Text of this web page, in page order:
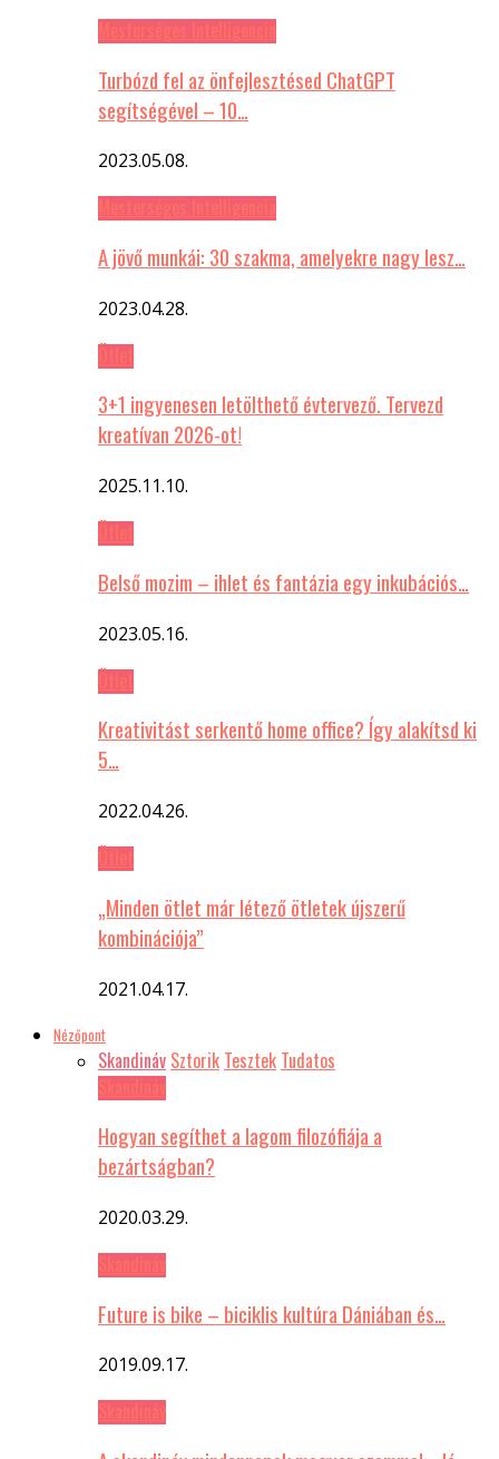
Turbózd fel az önfejlesztésed ChatGPT
segítségével – 10…
2023.05.08.
A jövő munkái: 30 szakma, amelyekre nagy lesz…
2023.04.28.
3+1 ingyenesen letölthető évtervező. Tervezd
kreatívan 2026-ot!
2025.11.10.
Belső mozim – ihlet és fantázia egy inkubációs…
2023.05.16.
Kreativitást serkentő home office? Így alakítsd ki
5…
2022.04.26.
„Minden ötlet már létező ötletek újszerű
kombinációja”
2021.04.17.
Nézőpont
Skandináv Sztorik Tesztek Tudatos
Hogyan segíthet a lagom filozófiája a
bezártságban?
2020.03.29.
Future is bike – biciklis kultúra Dániában és…
2019.09.17.